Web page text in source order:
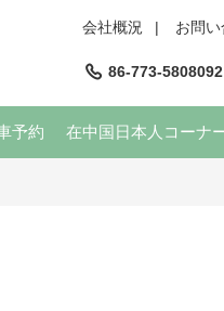
会社概況 | お問
86-773-5808092
予約 在中国日本人コーナ